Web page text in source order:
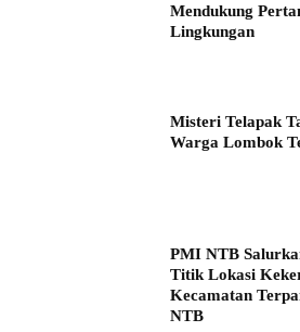
Mendukung
Lingkungan
Misteri Telapak
Warga Lombok
PMI NTB
Titik Lokasi
Kecamatan
NTB